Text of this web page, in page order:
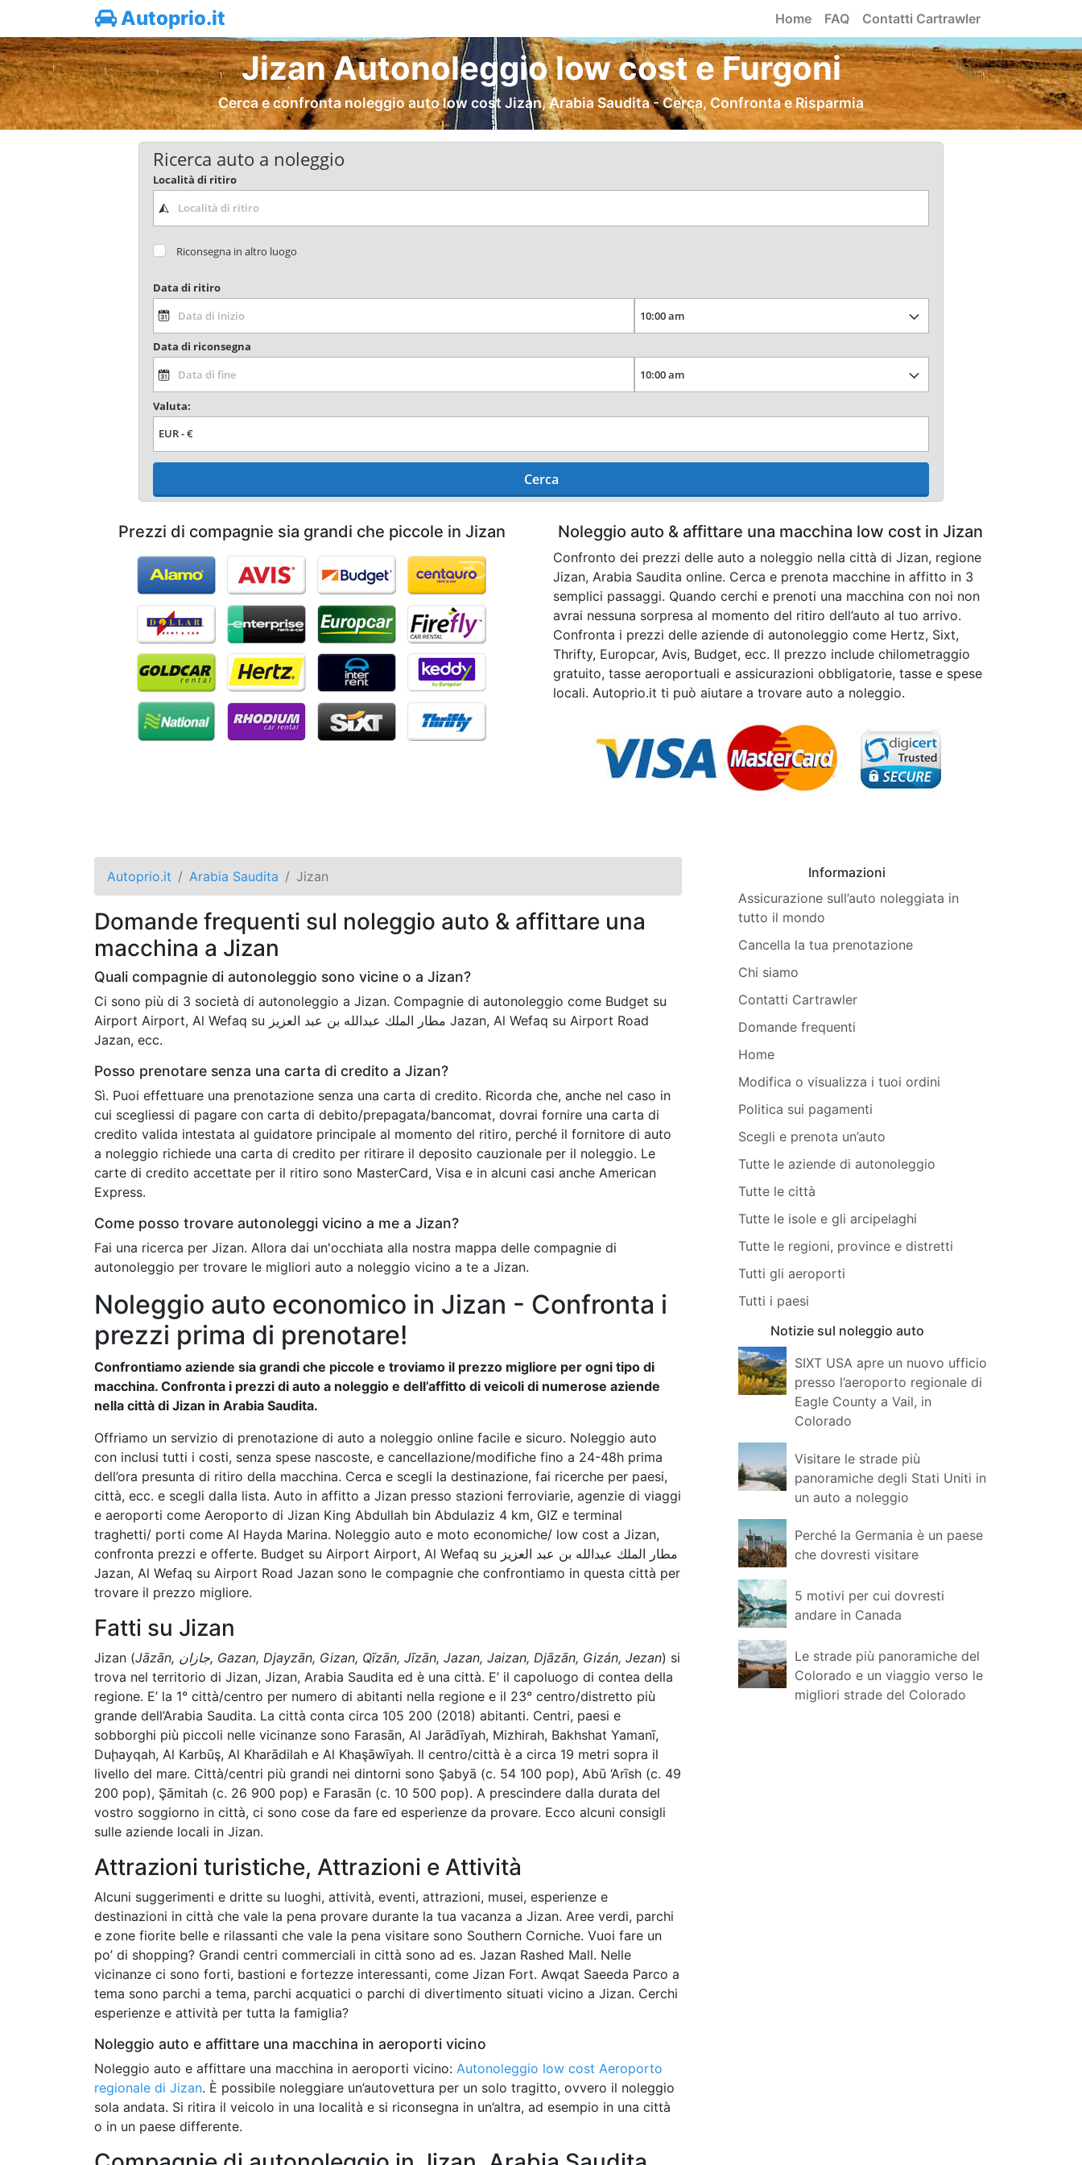
Autoprio.it Home FAQ Contatti Cartrawler
Jizan Autonoleggio low cost e Furgoni
Cerca e confronta noleggio auto low cost Jizan, Arabia Saudita - Cerca, Confronta e Risparmia
Ricerca auto a noleggio
Località di ritiro
Riconsegna in altro luogo
Data di ritiro
Data di riconsegna
Valuta:
Cerca
Prezzi di compagnie sia grandi che piccole in Jizan Noleggio auto & affittare una macchina low cost in Jizan
Confronto dei prezzi delle auto a noleggio nella città di Jizan, regione
Jizan, Arabia Saudita online. Cerca e prenota macchine in affitto in 3
semplici passaggi. Quando cerchi e prenoti una macchina con noi non
avrai nessuna sorpresa al momento del ritiro dell’auto al tuo arrivo.
Confronta i prezzi delle aziende di autonoleggio come Hertz, Sixt,
Thrifty, Europcar, Avis, Budget, ecc. Il prezzo include chilometraggio
gratuito, tasse aeroportuali e assicurazioni obbligatorie, tasse e spese
locali. Autoprio.it ti può aiutare a trovare auto a noleggio.
Autoprio.it Arabia Saudita Jizan
Domande frequenti sul noleggio auto & affittare una
macchina a Jizan
Quali compagnie di autonoleggio sono vicine o a Jizan?
Ci sono più di 3 società di autonoleggio a Jizan. Compagnie di autonoleggio come Budget su
Airport Airport, Al Wefaq su مطار الملك عبدالله بن عبد العزيز Jazan, Al Wefaq su Airport Road
Jazan, ecc.
Posso prenotare senza una carta di credito a Jizan?
Sì. Puoi effettuare una prenotazione senza una carta di credito. Ricorda che, anche nel caso in
cui scegliessi di pagare con carta di debito/prepagata/bancomat, dovrai fornire una carta di
credito valida intestata al guidatore principale al momento del ritiro, perché il fornitore di auto
a noleggio richiede una carta di credito per ritirare il deposito cauzionale per il noleggio. Le
carte di credito accettate per il ritiro sono MasterCard, Visa e in alcuni casi anche American
Express.
Come posso trovare autonoleggi vicino a me a Jizan?
Fai una ricerca per Jizan. Allora dai un'occhiata alla nostra mappa delle compagnie di
autonoleggio per trovare le migliori auto a noleggio vicino a te a Jizan.
Noleggio auto economico in Jizan - Confronta i
prezzi prima di prenotare!
Confrontiamo aziende sia grandi che piccole e troviamo il prezzo migliore per ogni tipo di
macchina. Confronta i prezzi di auto a noleggio e dell’affitto di veicoli di numerose aziende
nella città di Jizan in Arabia Saudita.
Offriamo un servizio di prenotazione di auto a noleggio online facile e sicuro. Noleggio auto
con inclusi tutti i costi, senza spese nascoste, e cancellazione/modifiche fino a 24-48h prima
dell’ora presunta di ritiro della macchina. Cerca e scegli la destinazione, fai ricerche per paesi,
città, ecc. e scegli dalla lista. Auto in affitto a Jizan presso stazioni ferroviarie, agenzie di viaggi
e aeroporti come Aeroporto di Jizan King Abdullah bin Abdulaziz 4 km, GIZ e terminal
traghetti/ porti come Al Hayda Marina. Noleggio auto e moto economiche/ low cost a Jizan,
confronta prezzi e offerte. Budget su Airport Airport, Al Wefaq su مطار الملك عبدالله بن عبد العزيز
Jazan, Al Wefaq su Airport Road Jazan sono le compagnie che confrontiamo in questa città per
trovare il prezzo migliore.
Fatti su Jizan
Jizan ( Jāzān, جازان, Gazan, Djayzān, Gizan, Qīzān, Jīzān, Jazan, Jaizan, Djāzān, Gizán, Jezan) si
trova nel territorio di Jizan, Jizan, Arabia Saudita ed è una città. E’ il capoluogo di contea della
regione. E’ la 1° città/centro per numero di abitanti nella regione e il 23° centro/distretto più
grande dell’Arabia Saudita. La città conta circa 105 200 (2018) abitanti. Centri, paesi e
sobborghi più piccoli nelle vicinanze sono Farasān, Al Jarādīyah, Mizhirah, Bakhshat Yamanī,
Duḩayqah, Al Karbūş, Al Kharādilah e Al Khaşāwīyah. Il centro/città è a circa 19 metri sopra il
livello del mare. Città/centri più grandi nei dintorni sono Şabyā (c. 54 100 pop), Abū ‘Arīsh (c. 49
200 pop), Şāmitah (c. 26 900 pop) e Farasān (c. 10 500 pop). A prescindere dalla durata del
vostro soggiorno in città, ci sono cose da fare ed esperienze da provare. Ecco alcuni consigli
sulle aziende locali in Jizan.
Attrazioni turistiche, Attrazioni e Attività
Alcuni suggerimenti e dritte su luoghi, attività, eventi, attrazioni, musei, esperienze e
destinazioni in città che vale la pena provare durante la tua vacanza a Jizan. Aree verdi, parchi
e zone fiorite belle e rilassanti che vale la pena visitare sono Southern Corniche. Vuoi fare un
po’ di shopping? Grandi centri commerciali in città sono ad es. Jazan Rashed Mall. Nelle
vicinanze ci sono forti, bastioni e fortezze interessanti, come Jizan Fort. Awqat Saeeda Parco a
tema sono parchi a tema, parchi acquatici o parchi di divertimento situati vicino a Jizan. Cerchi
esperienze e attività per tutta la famiglia?
Noleggio auto e affittare una macchina in aeroporti vicino
Noleggio auto e affittare una macchina in aeroporti vicino: Autonoleggio low cost Aeroporto
regionale di Jizan. È possibile noleggiare un’autovettura per un solo tragitto, ovvero il noleggio
sola andata. Si ritira il veicolo in una località e si riconsegna in un’altra, ad esempio in una città
o in un paese differente.
Informazioni
Assicurazione sull’auto noleggiata in
tutto il mondo
Cancella la tua prenotazione
Chi siamo
Contatti Cartrawler
Domande frequenti
Home
Modifica o visualizza i tuoi ordini
Politica sui pagamenti
Scegli e prenota un’auto
Tutte le aziende di autonoleggio
Tutte le città
Tutte le isole e gli arcipelaghi
Tutte le regioni, province e distretti
Tutti gli aeroporti
Tutti i paesi
Notizie sul noleggio auto
SIXT USA apre un nuovo ufficio
presso l’aeroporto regionale di
Eagle County a Vail, in
Colorado
Visitare le strade più
panoramiche degli Stati Uniti in
un auto a noleggio
Perché la Germania è un paese
che dovresti visitare
5 motivi per cui dovresti
andare in Canada
Le strade più panoramiche del
Colorado e un viaggio verso le
migliori strade del Colorado